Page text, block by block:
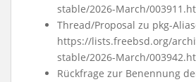
stable/2026-March/
Thread/Proposal zu pkg-
https://lists.freebsd.org/
stable/2026-March/
Rückfrage zur Benennung